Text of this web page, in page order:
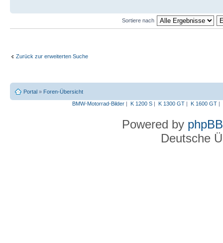
Sortiere nach
Zurück zur erweiterten Suche
Portal » Foren-Übersicht
BMW-Motorrad-Bilder| K 1200 S| K 1300 GT| K 1600 GT|
Powered by phpBB
Deutsche